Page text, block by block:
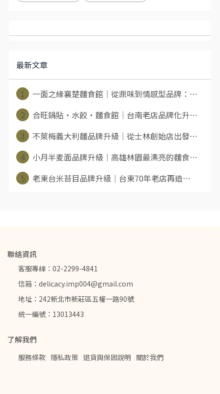
最新文章
1
一面之緣襄楚麵食館｜從鼎味到情感型品牌：⋯
2
合旺鍋貼・水餃・麵食館｜台南老店品牌化升⋯
3
不萊梅義大利麵品牌升級｜從士林創始店出發⋯
4
小月半麦面品牌升級｜高雄林園最漂亮的麵食⋯
5
老東台米苔目品牌升級｜台東70年老店再造⋯
聯絡資訊
客服專線：02-2299-4841
信箱：delicacy.imp004@gmail.com
地址：242新北市新莊區五權一路90號
統一編號：13013443
了解我們
服務條款 隱私政策 退貨與保固說明 關於我們